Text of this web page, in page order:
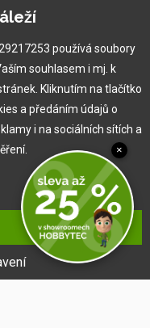
používá soubory
souhlasem i mj. k
Kliknutím na tlačítko
a předáním údajů o
i na sociálních sítích a
kategorií cookies:
a jeho funkcí, které se
nefungoval, např. by nebylo
×